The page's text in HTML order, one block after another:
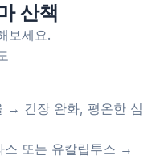
산책
보세요.
→ 긴장 완화, 평온한 심
스 또는 유칼립투스 →